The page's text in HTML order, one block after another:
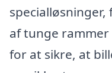
af tunge
for at sikre, at